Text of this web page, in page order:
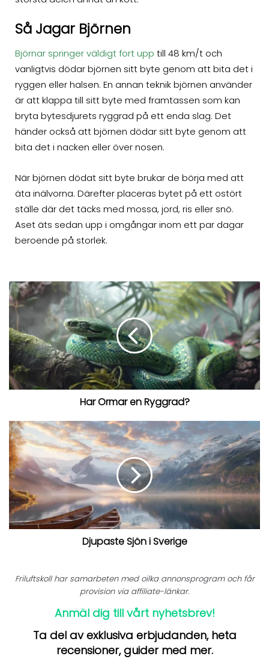
Så Jagar Björnen
Björnar springer väldigt fort upp till 48 km/t och
vanligtvis dödar björnen sitt byte genom att bita det i
ryggen eller halsen. En annan teknik björnen använder
är att klappa till sitt byte med framtassen som kan
bryta bytesdjurets ryggrad på ett enda slag. Det
händer också att björnen dödar sitt byte genom att
bita det i nacken eller över nosen.
När björnen dödat sitt byte brukar de börja med att
äta inälvorna. Därefter placeras bytet på ett ostört
ställe där det täcks med mossa, jord, ris eller snö.
Aset äts sedan upp i omgångar inom ett par dagar
beroende på storlek.
Har Ormar en Ryggrad?
Djupaste Sjön i Sverige
Friluftskoll har samarbeten med oilka annonsprogram och får
provision via affiliate-länkar.
Anmäl dig till vårt nyhetsbrev!
Ta del av exklusiva erbjudanden, heta
recensioner, guider med mer.